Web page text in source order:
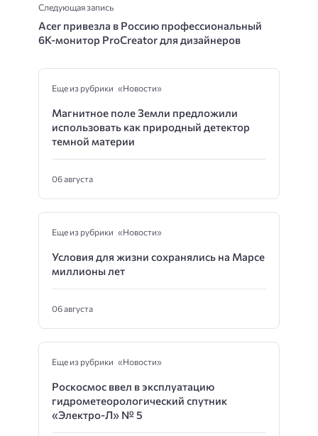
Следующая запись
Acer привезла в Россию профессиональный
6K-монитор ProCreator для дизайнеров
Еще из рубрики «Новости»
Магнитное поле Земли предложили
использовать как природный детектор
темной материи
06 августа
Еще из рубрики «Новости»
Условия для жизни сохранялись на Марсе
миллионы лет
06 августа
Еще из рубрики «Новости»
Роскосмос ввел в эксплуатацию
гидрометеорологический спутник
«Электро-Л» № 5